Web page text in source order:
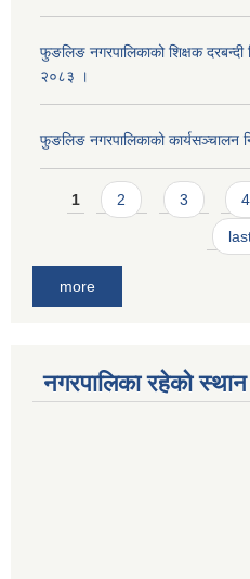
फुङलिङ नगरपालिकाको शिक्षक दरबन्दी
२०८३ ।
फुङलिङ नगरपालिकाको कार्यसञ्चालन
Pages
1 2 3 4
more
नगरपालिका रहेको स्थान